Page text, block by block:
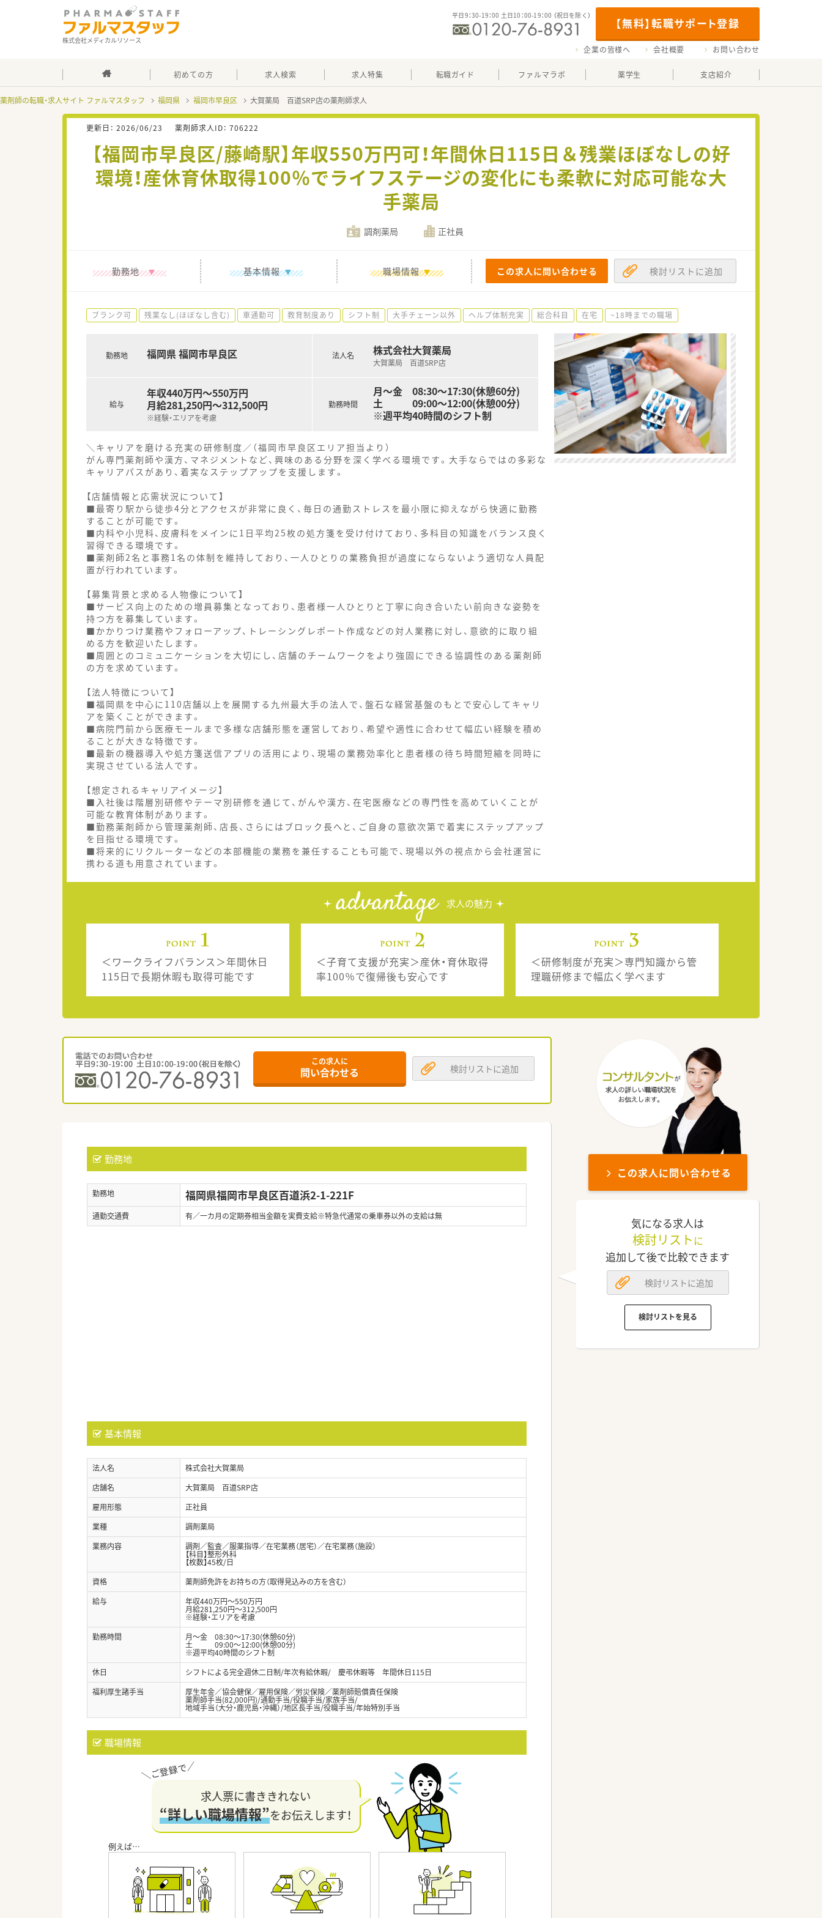
株式会社メディカルリソース
【無料】転職サポート登録
平日9：30-19：00 土日10：00-19：00 （祝日を除く）
企業の皆様へ 会社概要 お問い合わせ
初めての方 求人検索 求人特集 転職ガイド ファルマラボ 薬学生 支店紹介
薬剤師の転職・求人サイト ファルマスタッフ 福岡県 福岡市早良区 大賀薬局 百道SRP店の薬剤師求人
更新日： 2026/06/23 薬剤師求人ID： 706222
【福岡市早良区/藤崎駅】年収550万円可！年間休日115日＆残業ほぼなしの好
環境！産休育休取得100％でライフステージの変化にも柔軟に対応可能な大
手薬局
調剤薬局 正社員
勤務地 基本情報 職場情報 この求人に問い合わせる 検討リストに追加
ブランク可 残業なし(ほぼなし含む) 車通勤可 教育制度あり シフト制 大手チェーン以外 ヘルプ体制充実 総合科目 在宅 ~18時までの職場
勤務地 福岡県 福岡市早良区
給与
年収440万円～550万円
月給281,250円～312,500円
※経験・エリアを考慮
法人名 株式会社大賀薬局
大賀薬局 百道SRP店
勤務時間
月～金 08:30～17:30(休憩60分)
土 09:00～12:00(休憩00分)
※週平均40時間のシフト制
＼キャリアを磨ける充実の研修制度／（福岡市早良区エリア担当より）
がん専門薬剤師や漢方、マネジメントなど、興味のある分野を深く学べる環境です。大手ならではの多彩な
キャリアパスがあり、着実なステップアップを支援します。
【店舗情報と応需状況について】
■最寄り駅から徒歩4分とアクセスが非常に良く、毎日の通勤ストレスを最小限に抑えながら快適に勤務
することが可能です。
■内科や小児科、皮膚科をメインに1日平均25枚の処方箋を受け付けており、多科目の知識をバランス良く
習得できる環境です。
■薬剤師2名と事務1名の体制を維持しており、一人ひとりの業務負担が過度にならないよう適切な人員配
置が行われています。
【募集背景と求める人物像について】
■サービス向上のための増員募集となっており、患者様一人ひとりと丁寧に向き合いたい前向きな姿勢を
持つ方を募集しています。
■かかりつけ業務やフォローアップ、トレーシングレポート作成などの対人業務に対し、意欲的に取り組
める方を歓迎いたします。
■周囲とのコミュニケーションを大切にし、店舗のチームワークをより強固にできる協調性のある薬剤師
の方を求めています。
【法人特徴について】
■福岡県を中心に110店舗以上を展開する九州最大手の法人で、盤石な経営基盤のもとで安心してキャリ
アを築くことができます。
■病院門前から医療モールまで多様な店舗形態を運営しており、希望や適性に合わせて幅広い経験を積め
ることが大きな特徴です。
■最新の機器導入や処方箋送信アプリの活用により、現場の業務効率化と患者様の待ち時間短縮を同時に
実現させている法人です。
【想定されるキャリアイメージ】
■入社後は階層別研修やテーマ別研修を通じて、がんや漢方、在宅医療などの専門性を高めていくことが
可能な教育体制があります。
■勤務薬剤師から管理薬剤師、店長、さらにはブロック長へと、ご自身の意欲次第で着実にステップアップ
を目指せる環境です。
■将来的にリクルーターなどの本部機能の業務を兼任することも可能で、現場以外の視点から会社運営に
携わる道も用意されています。
advantage 求人の魅力
＜ワークライフバランス＞年間休日
115日で長期休暇も取得可能です
＜子育て支援が充実＞産休・育休取得
率100％で復帰後も安心です
＜研修制度が充実＞専門知識から管
理職研修まで幅広く学べます
この求人に
問い合わせる 検討リストに追加
勤務地
勤務地 福岡県福岡市早良区百道浜2-1-221F
通勤交通費 有／一カ月の定期券相当金額を実費支給※特急代通常の乗車券以外の支給は無
基本情報
法人名
株式会社大賀薬局
店舗名
大賀薬局 百道SRP店
雇用形態
正社員
業種
調剤薬局
業務内容
調剤／監査／服薬指導／在宅業務（居宅）／在宅業務（施設）
【科目】整形外科
【枚数】45枚/日
資格
薬剤師免許をお持ちの方（取得見込みの方を含む）
給与
年収440万円～550万円
月給281,250円～312,500円
※経験・エリアを考慮
勤務時間
月～金 08:30～17:30(休憩60分)
土 09:00～12:00(休憩00分)
※週平均40時間のシフト制
休日
シフトによる完全週休二日制/年次有給休暇/ 慶弔休暇等 年間休日115日
福利厚生諸手当
厚生年金／協会健保／雇用保険／労災保険／薬剤師賠償責任保険
薬剤師手当(82,000円)/通勤手当/役職手当/家族手当/
地域手当（大分・鹿児島・沖縄）/地区長手当/役職手当/年始特別手当
職場情報
求人票に書ききれない
“詳しい職場情報”をお伝えします！
この求人に問い合わせる
気になる求人は
検討リスト に
追加して後で比較できます
検討リストに追加
検討リストを見る